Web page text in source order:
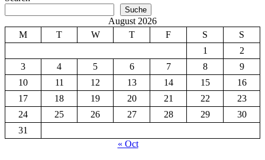
Suche
August 2026
M
T W T F S
S
1
2
3
4 5 6 7 8
9
10
11 12 13 14 15
16
17
18 19 20 21 22
23
24
25 26 27 28 29
30
31
« Oct